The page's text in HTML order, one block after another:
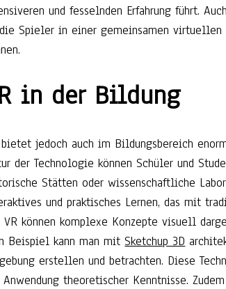
und fesselnden Erfahrung führt.
Spieler in einer gemeinsamen virtuellen
in der Bildung
bietet jedoch auch im Bildungsbereich
der Technologie können Schüler und
Stätten oder wissenschaftliche
und praktisches Lernen, das mit
können komplexe Konzepte visuell
Beispiel kann man mit Sketchup 3D
erstellen und betrachten. Diese
theoretischer Kenntnisse.